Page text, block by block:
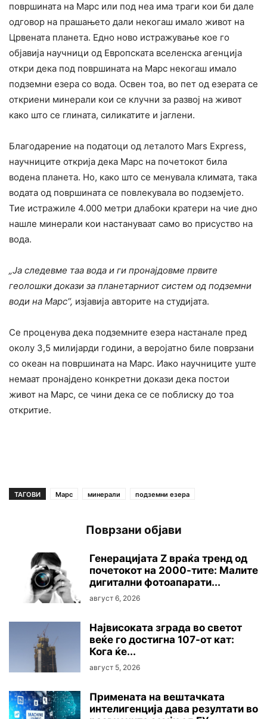
површината на Марс или под неа има траги кои би дале
одговор на прашањето дали некогаш имало живот на
Црвената планета. Едно ново истражување кое го
објавија научници од Европската вселенска агенција
откри дека под површината на Марс некогаш имало
подземни езера со вода. Освен тоа, во пет од езерата се
откриени минерали кои се клучни за развој на живот
како што се глината, силикатите и јаглени.
Благодарение на податоци од леталото Mars Express,
научниците открија дека Марс на почетокот била
водена планета. Но, како што се менувала климата, така
водата од површината се повлекувала во подземјето.
Тие истражиле 4.000 метри длабоки кратери на чие дно
нашле минерали кои настануваат само во присуство на
вода.
„Ја следевме таа вода и ги пронајдовме првите
геолошки докази за планетарниот систем од подземни
води на Марс“, изјавија авторите на студијата.
Се проценува дека подземните езера настанале пред
околу 3,5 милијарди години, а веројатно биле поврзани
со океан на површината на Марс. Иако научниците уште
немаат пронајдено конкретни докази дека постои
живот на Марс, се чини дека се се поблиску до тоа
откритие.
ТАГОВИ Марс минерали подземни езера
Поврзани објави
Генерацијата Z враќа тренд од
почетокот на 2000-тите: Малите
дигитални фотоапарати...
август 6, 2026
Највисоката зграда во светот
веќе го достигна 107-от кат:
Кога ќе...
август 5, 2026
Примената на вештачката
интелигенција дава резултати во